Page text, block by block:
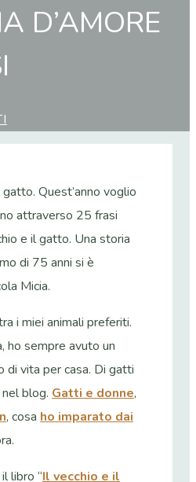
D’AMORE
Quest’anno voglio
attraverso 25 frasi
e il gatto. Una storia
di 75 anni si è
Micia.
i miei animali preferiti.
ho sempre avuto un
di vita per casa. Di gatti
blog. Gatti e donne,
, cosa ho imparato dai
libro “Il vecchio e il